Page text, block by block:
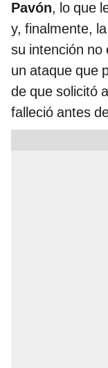
Pavón, lo que
y, finalmente,
su intención no
un ataque que
de que solicitó
falleció antes